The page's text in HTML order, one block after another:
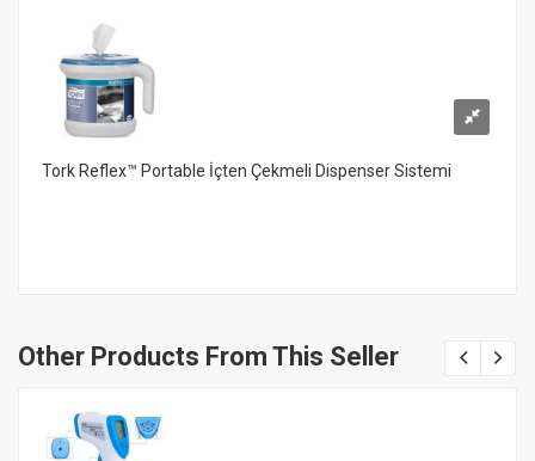
Tork Reflex™ Portable İçten Çekmeli Dispenser Sistemi
Other Products From This Seller